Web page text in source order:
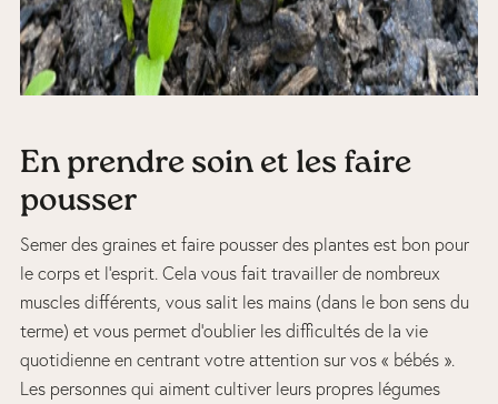
En prendre soin et les faire
pousser
Semer des graines et faire pousser des plantes est bon pour
le corps et l’esprit. Cela vous fait travailler de nombreux
muscles différents, vous salit les mains (dans le bon sens du
terme) et vous permet d’oublier les difficultés de la vie
quotidienne en centrant votre attention sur vos « bébés ».
Les personnes qui aiment cultiver leurs propres légumes